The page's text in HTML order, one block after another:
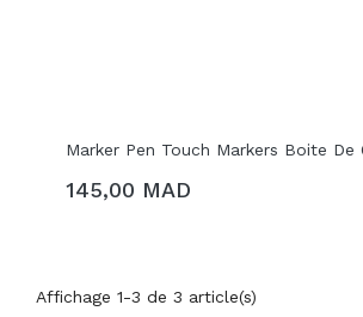
Marker Pen Touch Markers Boite De
145,00 MAD
Affichage 1-3 de 3 article(s)